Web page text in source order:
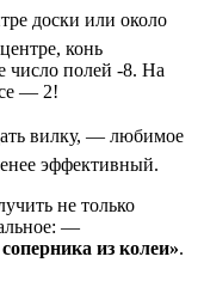
доски или около
конь
число полей -8. На
— 2!
вилку, — любимое
эффективный.
не только
—
из колеи».